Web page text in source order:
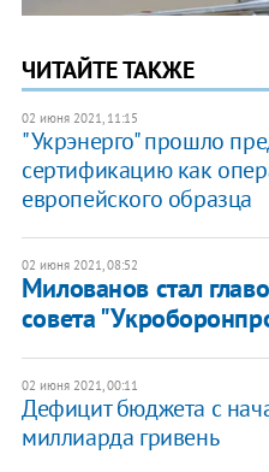
ЧИТАЙТЕ ТАКЖЕ
02 июня 2021, 11:15
"Укрэнерго" прошло
сертификацию как
европейского образца
02 июня 2021, 08:52
Милованов стал
совета
02 июня 2021, 00:11
Дефицит бюджета с
миллиарда гривень